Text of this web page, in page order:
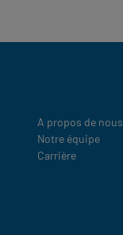
A propos de nous
Notre équipe
Carrière